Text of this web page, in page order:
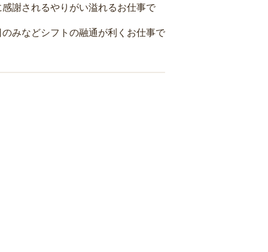
謝されるやりがい溢れるお仕事で
みなどシフトの融通が利くお仕事で